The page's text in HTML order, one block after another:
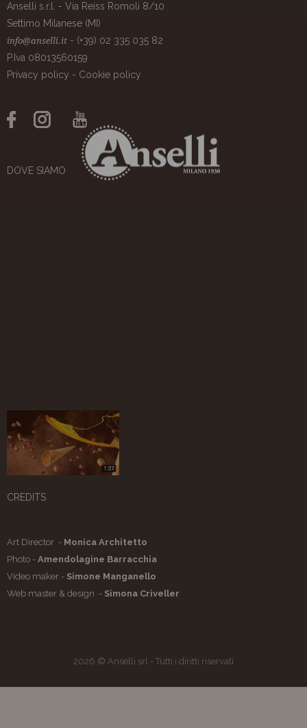
Anselli s.r.l. - Via Reiss Romoli 8/10
Settimo Milanese (MI)
info@anselli.it - (+39) 02 335 035 82
P.Iva 08013560159
Privacy policy - Cookie policy
DOVE SIAMO
CREDITS
Art Director - Monica Architetto
Photo - Amendolagine Barracchia
Video maker - Simone Manganello
Web master & design - Simona Criveller
2026 © Anselli srl - Tutti i diritti riservati